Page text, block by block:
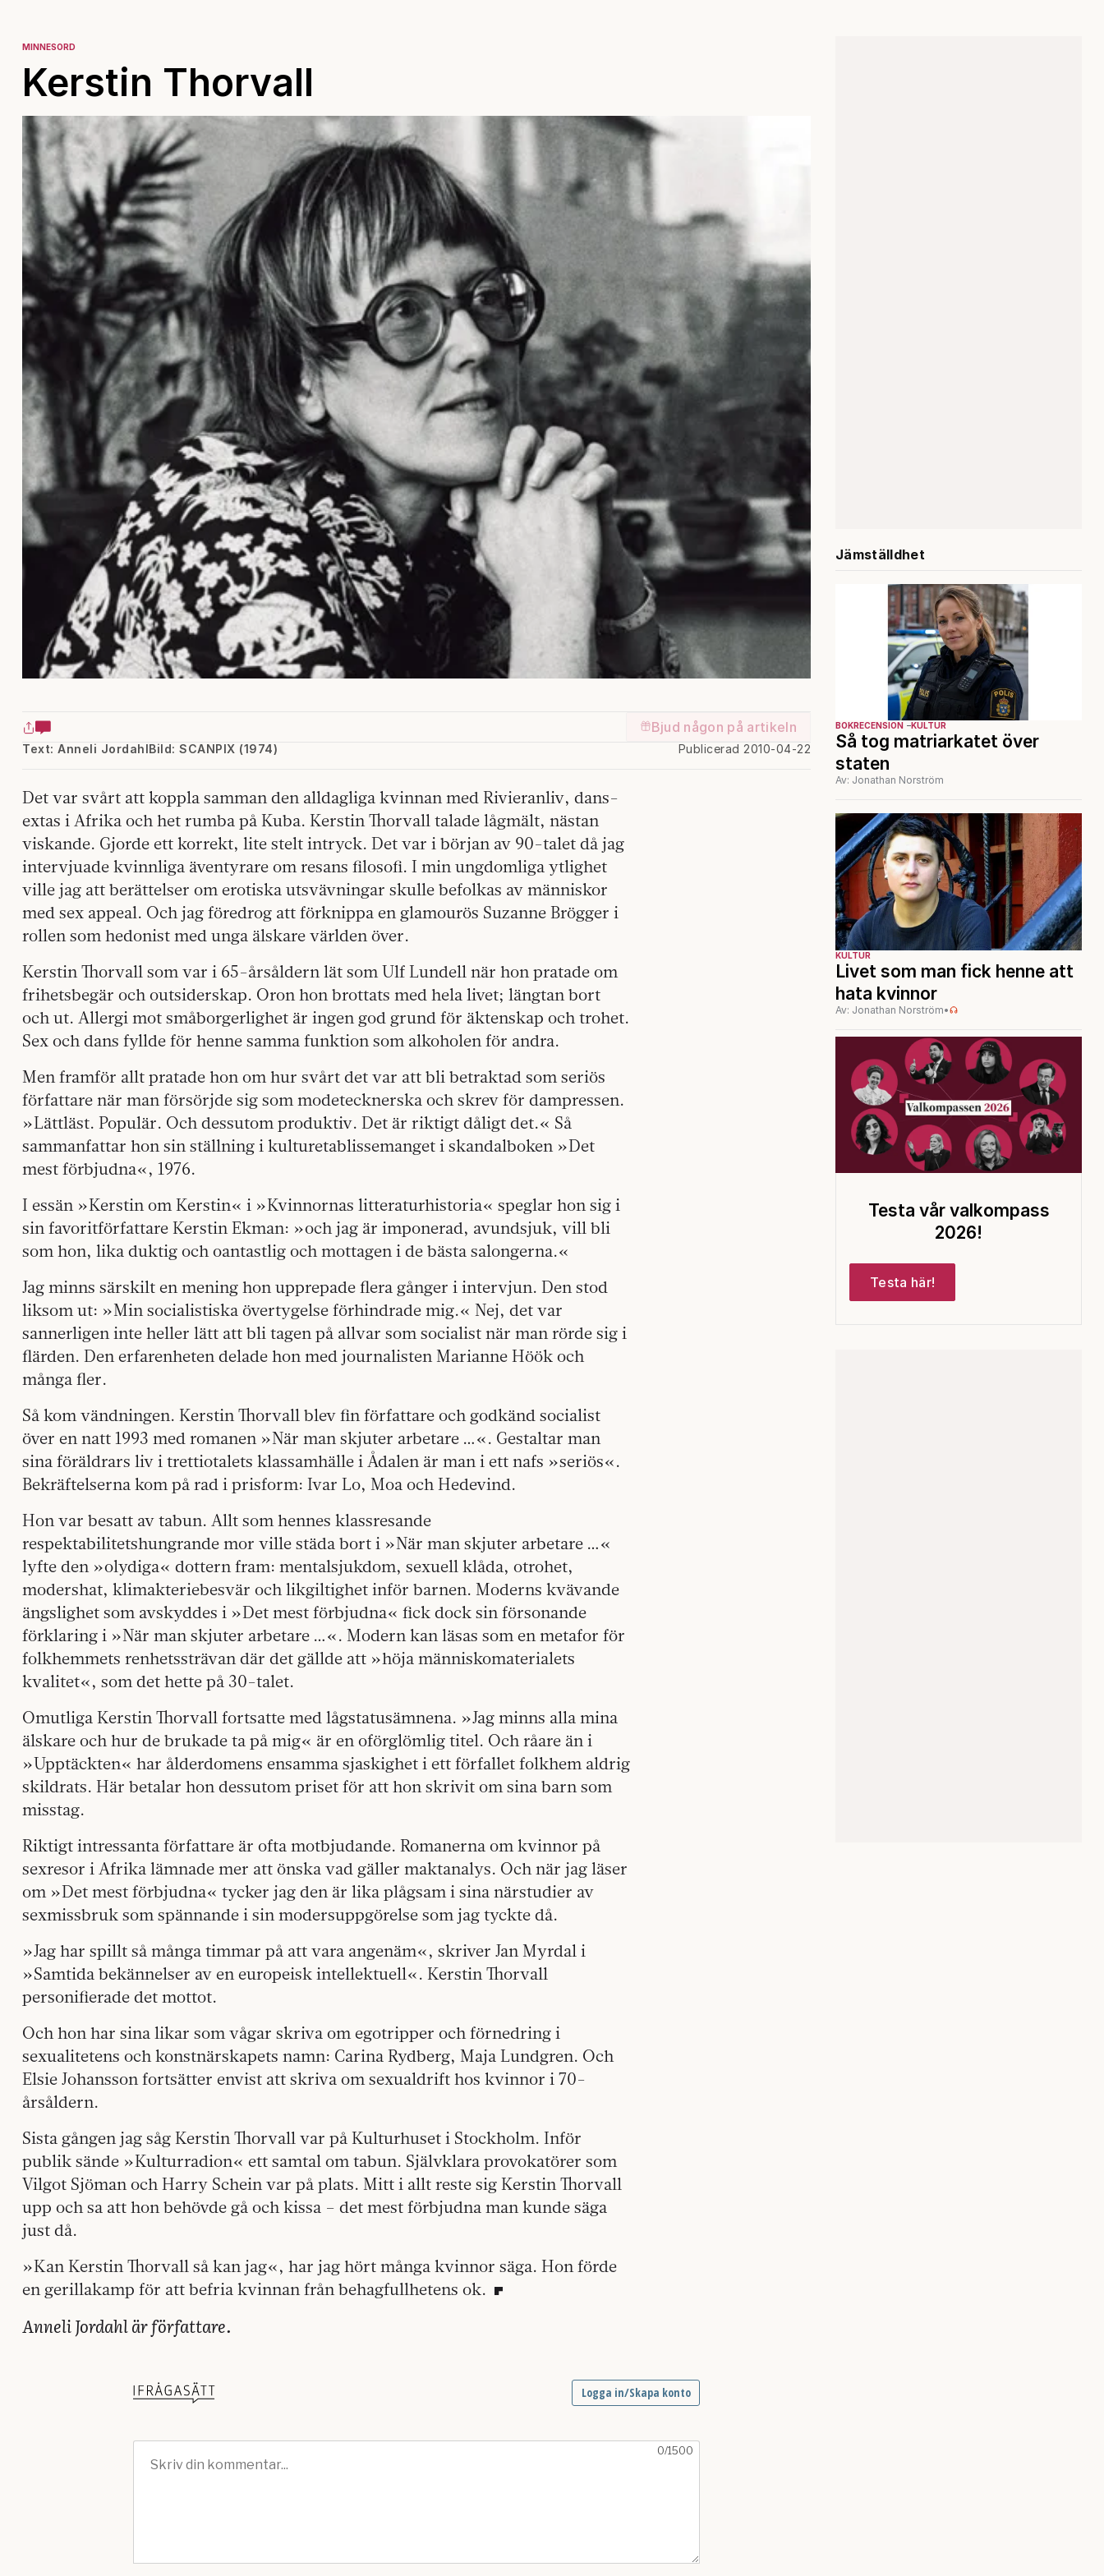
MINNESORD
Kerstin Thorvall
Bjud någon på artikeln
Text: Anneli Jordahl Publicerad 2010-04-22
Bild: SCANPIX (1974)
Det var svårt att koppla samman den alldagliga kvinnan med Rivieranliv, dans­
extas i Afrika och het rumba på Kuba. Kerstin Thorvall talade lågmält, nästan
viskande. Gjorde ett korrekt, lite stelt intryck. Det var i början av 90-talet då jag
intervjuade kvinnliga äventyrare om resans filosofi. I min ungdomliga ytlighet
ville jag att berättelser om erotiska utsvävningar skulle befolkas av människor
med sex appeal. Och jag föredrog att förknippa en glamourös Suzanne Brögger i
rollen som hedonist med unga älskare världen över.
Kerstin Thorvall som var i 65-årsåldern lät som Ulf Lundell när hon pratade om
frihetsbegär och outsiderskap. Oron hon brottats med hela livet; längtan bort
och ut. Allergi mot småborgerlighet är ingen god grund för äktenskap och trohet.
Sex och dans fyllde för henne samma funktion som alkoholen för andra.
Men framför allt pratade hon om hur svårt det var att bli betraktad som seriös
författare när man försörjde sig som modetecknerska och skrev för dampressen.
»Lättläst. Populär. Och dessutom produktiv. Det är riktigt dåligt det.« Så
sammanfattar hon sin ställning i kulturetablissemanget i skandalboken »Det
mest förbjudna«, 1976.
I essän »Kerstin om Kerstin« i »Kvinnornas litteraturhistoria« speglar hon sig i
sin favoritförfattare Kerstin Ekman: »och jag är imponerad, avundsjuk, vill bli
som hon, lika duktig och oantastlig och mottagen i de bästa salongerna.«
Jag minns särskilt en mening hon upprepade flera gånger i intervjun. Den stod
liksom ut: »Min socialistiska övertygelse förhindrade mig.« Nej, det var
sannerligen inte heller lätt att bli tagen på allvar som socialist när man rörde sig i
flärden. Den erfarenheten delade hon med journalisten Marianne Höök och
många fler.
Så kom vändningen. Kerstin Thorvall blev fin författare och godkänd socialist
över en natt 1993 med romanen »När man skjuter arbetare …«. Gestaltar man
sina föräldrars liv i trettiotalets klassamhälle i Ådalen är man i ett nafs »seriös«.
Bekräftelserna kom på rad i prisform: Ivar Lo, Moa och Hedevind.
Hon var besatt av tabun. Allt som hennes klassresande
respektabilitetshungrande mor ville städa bort i »När man skjuter arbetare …«
lyfte den »olydiga« dottern fram: mentalsjukdom, sexuell klåda, otrohet,
modershat, klimakteriebesvär och likgiltighet inför barnen. Moderns kvävande
ängslighet som avskyddes i »Det mest förbjudna« fick dock sin försonande
förklaring i »När man skjuter arbetare …«. Modern kan läsas som en metafor för
folkhemmets renhetssträvan där det gällde att »höja människomaterialets
kvalitet«, som det hette på 30-talet.
Omutliga Kerstin Thorvall fortsatte med lågstatusämnena. »Jag minns alla mina
älskare och hur de brukade ta på mig« är en oförglömlig titel. Och råare än i
»Upptäckten« har ålderdomens ensamma sjaskighet i ett förfallet folkhem aldrig
skildrats. Här betalar hon dessutom priset för att hon skrivit om sina barn som
misstag.
Riktigt intressanta författare är ofta motbjudande. Romanerna om kvinnor på
sexresor i Afrika lämnade mer att önska vad gäller maktanalys. Och när jag läser
om »Det mest förbjudna« tycker jag den är lika plågsam i sina närstudier av
sexmissbruk som spännande i sin modersuppgörelse som jag tyckte då.
»Jag har spillt så många timmar på att vara angenäm«, skriver Jan Myrdal i
»Samtida bekännelser av en europeisk intellektuell«. Kerstin Thorvall
personifierade det mottot.
Och hon har sina likar som vågar skriva om egotripper och förnedring i
sexualitetens och konstnärskapets namn: Carina Rydberg, Maja Lundgren. Och
Elsie Johansson fortsätter envist att skriva om sexualdrift hos kvinnor i 70-
årsåldern.
Sista gången jag såg Kerstin Thorvall var på Kulturhuset i Stockholm. Inför
publik sände »Kulturradion« ett samtal om tabun. Självklara provokatörer som
Vilgot Sjöman och Harry Schein var på plats. Mitt i allt reste sig Kerstin Thorvall
upp och sa att hon behövde gå och kissa – det mest förbjudna man kunde säga
just då.
»Kan Kerstin Thorvall så kan jag«, har jag hört många kvinnor säga. Hon förde
en gerillakamp för att befria kvinnan från behagfullhetens ok.
Anneli Jordahl är författare.
Jämställdhet
BOKRECENSION KULTUR
Så tog matriarkatet över
staten
Av: Jonathan Norström
KULTUR
Livet som man fick henne att
hata kvinnor
Av: Jonathan Norström•
Testa vår valkompass
2026!
Testa här!